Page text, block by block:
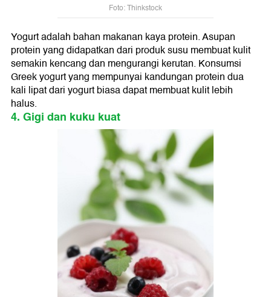
Foto: Thinkstock
Yogurt adalah bahan makanan kaya protein. Asupan
protein yang didapatkan dari produk susu membuat kulit
semakin kencang dan mengurangi kerutan. Konsumsi
Greek yogurt yang mempunyai kandungan protein dua
kali lipat dari yogurt biasa dapat membuat kulit lebih
halus.
4. Gigi dan kuku kuat